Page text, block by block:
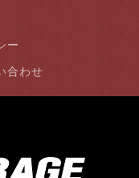
ー
合わせ